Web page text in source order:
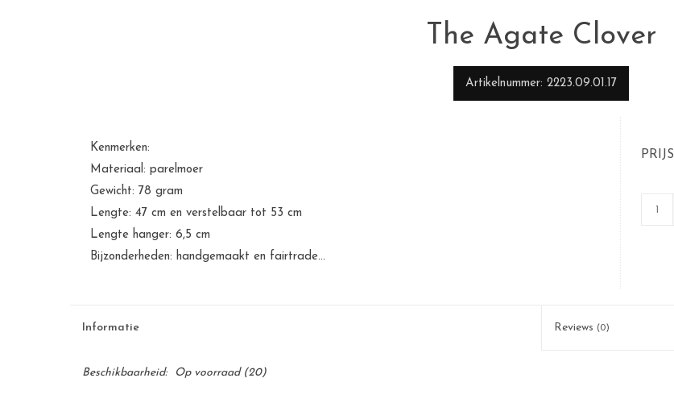
The Agate Clover
Artikelnummer 2223.09.01.17
PRIJS
Kenmerken:
Materiaal: parelmoer
Gewicht: 78 gram
Lengte: 47 cm en verstelbaar tot 53 cm
Lengte hanger: 6,5 cm
Bijzonderheden: handgemaakt en fairtrade...
Informatie Reviews (0)
Beschikbaarheid: Op voorraad(20)